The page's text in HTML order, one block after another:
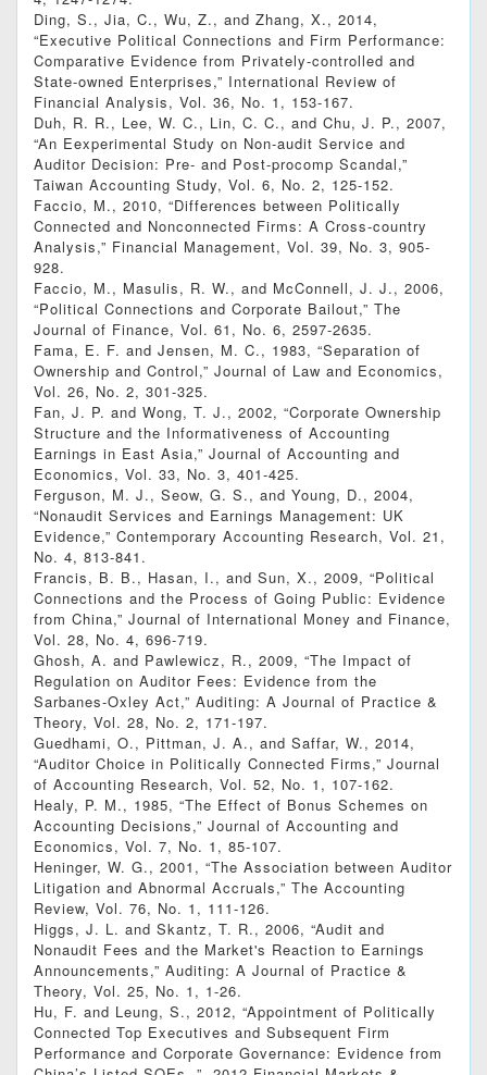
Ding, S., Jia, C., Wu, Z., and Zhang, X., 2014,
“Executive Political Connections and Firm Performance:
Comparative Evidence from Privately-controlled and
State-owned Enterprises,” International Review of
Financial Analysis, Vol. 36, No. 1, 153-167.
Duh, R. R., Lee, W. C., Lin, C. C., and Chu, J. P., 2007,
“An Eexperimental Study on Non-audit Service and
Auditor Decision: Pre- and Post-procomp Scandal,”
Taiwan Accounting Study, Vol. 6, No. 2, 125-152.
Faccio, M., 2010, “Differences between Politically
Connected and Nonconnected Firms: A Cross‐country
Analysis,” Financial Management, Vol. 39, No. 3, 905-
928.
Faccio, M., Masulis, R. W., and McConnell, J. J., 2006,
“Political Connections and Corporate Bailout,” The
Journal of Finance, Vol. 61, No. 6, 2597-2635.
Fama, E. F. and Jensen, M. C., 1983, “Separation of
Ownership and Control,” Journal of Law and Economics,
Vol. 26, No. 2, 301-325.
Fan, J. P. and Wong, T. J., 2002, “Corporate Ownership
Structure and the Informativeness of Accounting
Earnings in East Asia,” Journal of Accounting and
Economics, Vol. 33, No. 3, 401-425.
Ferguson, M. J., Seow, G. S., and Young, D., 2004,
“Nonaudit Services and Earnings Management: UK
Evidence,” Contemporary Accounting Research, Vol. 21,
No. 4, 813-841.
Francis, B. B., Hasan, I., and Sun, X., 2009, “Political
Connections and the Process of Going Public: Evidence
from China,” Journal of International Money and Finance,
Vol. 28, No. 4, 696-719.
Ghosh, A. and Pawlewicz, R., 2009, “The Impact of
Regulation on Auditor Fees: Evidence from the
Sarbanes-Oxley Act,” Auditing: A Journal of Practice &
Theory, Vol. 28, No. 2, 171-197.
Guedhami, O., Pittman, J. A., and Saffar, W., 2014,
“Auditor Choice in Politically Connected Firms,” Journal
of Accounting Research, Vol. 52, No. 1, 107-162.
Healy, P. M., 1985, “The Effect of Bonus Schemes on
Accounting Decisions,” Journal of Accounting and
Economics, Vol. 7, No. 1, 85-107.
Heninger, W. G., 2001, “The Association between Auditor
Litigation and Abnormal Accruals,” The Accounting
Review, Vol. 76, No. 1, 111-126.
Higgs, J. L. and Skantz, T. R., 2006, “Audit and
Nonaudit Fees and the Market's Reaction to Earnings
Announcements,” Auditing: A Journal of Practice &
Theory, Vol. 25, No. 1, 1-26.
Hu, F. and Leung, S., 2012, “Appointment of Politically
Connected Top Executives and Subsequent Firm
Performance and Corporate Governance: Evidence from